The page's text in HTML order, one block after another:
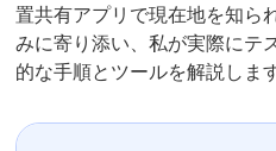
置共有アプリで現在地を知ら
みに寄り添い、私が実際にテ
的な手順とツールを解説しま